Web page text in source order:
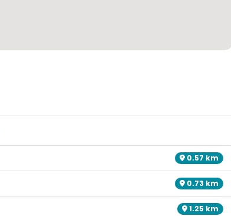
0.57 km
0.73 km
1.25 km